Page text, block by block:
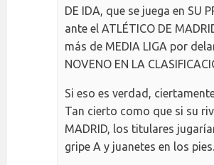
DE IDA, que se juega en SU
ante el ATLÉTICO DE
más de MEDIA LIGA por
NOVENO EN LA
Si eso es verdad,
Tan cierto como que si su
MADRID, los titulares
gripe A y juanetes en los